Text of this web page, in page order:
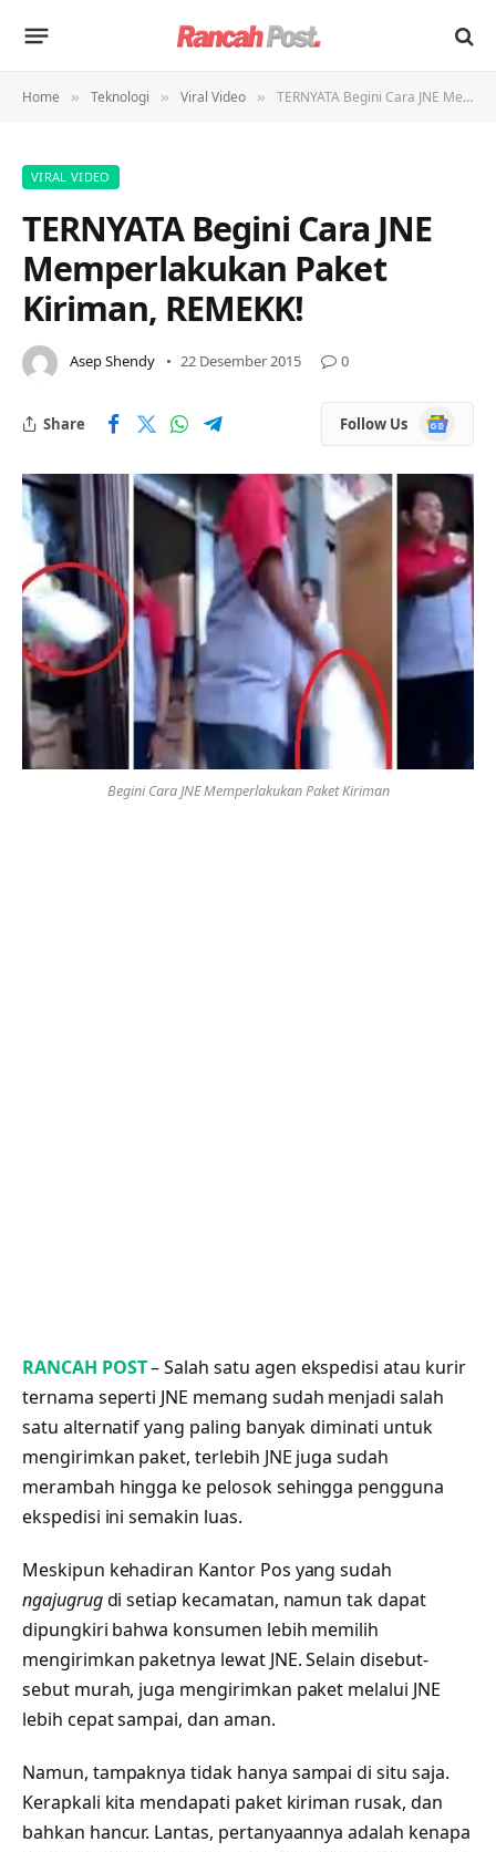
Home » Teknologi » Viral Video » TERNYATA Begini Cara JNE Memperlakukan Paket Kiriman, REMEKK!
VIRAL VIDEO
TERNYATA Begini Cara JNE
Memperlakukan Paket
Kiriman, REMEKK!
Asep Shendy 22 Desember 2015 0
Share Follow Us
Google
News
Begini Cara JNE Memperlakukan Paket Kiriman
RANCAH POST– Salah satu agen ekspedisi atau kurir
ternama seperti JNE memang sudah menjadi salah
satu alternatif yang paling banyak diminati untuk
mengirimkan paket, terlebih JNE juga sudah
merambah hingga ke pelosok sehingga pengguna
ekspedisi ini semakin luas.
Meskipun kehadiran Kantor Pos yang sudah
ngajugrugdi setiap kecamatan, namun tak dapat
dipungkiri bahwa konsumen lebih memilih
mengirimkan paketnya lewat JNE. Selain disebut-
sebut murah, juga mengirimkan paket melalui JNE
lebih cepat sampai, dan aman.
Namun, tampaknya tidak hanya sampai di situ saja.
Kerapkali kita mendapati paket kiriman rusak, dan
bahkan hancur. Lantas, pertanyaannya adalah kenapa